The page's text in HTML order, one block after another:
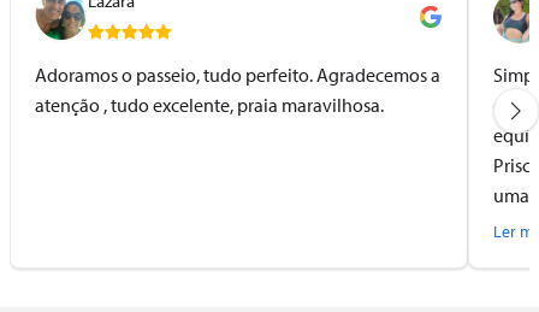
Adoramos o passeio, tudo perfeito. Agradecemos a
atenção , tudo excelente, praia maravilhosa.
uma
Ler